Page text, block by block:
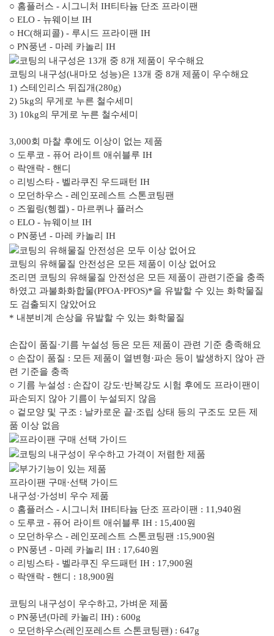
○ 홈플러스 - 시그니처 IH티타늄 단조 프라이팬
○ ELO - 뉴웨이브 IH
○ HC(해피콜) - 루시드 프라이팬 IH
○ PN풍년 - 마레 카놀리 IH
코팅의 내구성(내마모 성능)은 13개 중 8개 제품이 우수해요
1) 스테인리스 뒤집개(280g)
2) 5kg의 무게로 누른 철수세미
3) 10kg의 무게로 누른 철수세미
3,000회 마찰 후에도 이상이 없는 제품
○ 도루코 - 퓨어 라이트 애쉬블루 IH
○ 락앤락 - 핸디
○ 리빙스타 - 벨라쿠진 우드패턴 IH
○ 모던하우스 - 레인포레스트 스톤코팅팬
○ 즈윌링(헹켈) - 마르퀴나 플러스
○ ELO - 뉴웨이브 IH
○ PN풍년 - 마레 카놀리 IH
코팅의 유해물질 안전성은 모든 제품이 이상 없어요
조리면 코팅의 유해물질 안전성은 모든 제품이 관련기준을 충족
하였고 과불화화합물(PFOA·PFOS)*을 유발할 수 있는 화학물질
도 검출되지 않았어요
* 내분비계 손상을 유발할 수 있는 화학물질
손잡이 품질·기름 누설성 등은 모든 제품이 관련 기준 충족해요
○ 손잡이 품질 : 모든 제품이 열변형·파손 등이 발생하지 않아 관
련 기준을 충족
○ 기름 누설성 : 손잡이 강도·반복강도 시험 후에도 프라이팬이
파손되지 않아 기름이 누설되지 않음
○ 겉모양 및 구조 : 날카로운 끝·조립 상태 등의 구조도 모든 제
품 이상 없음
프라이팬 구매·선택 가이드
내구성·가성비 우수 제품
○ 홈플러스 - 시그니처 IH티타늄 단조 프라이팬 : 11,940원
○ 도루코 - 퓨어 라이트 애쉬블루 IH : 15,400원
○ 모던하우스 - 레인포레스트 스톤코팅팬 :15,900원
○ PN풍년 - 마레 카놀리 IH : 17,640원
○ 리빙스타 - 벨라쿠진 우드패턴 IH : 17,900원
○ 락앤락 - 핸디 : 18,900원
코팅의 내구성이 우수하고, 가벼운 제품
○ PN풍년(마레 카놀리 IH) : 600g
○ 모던하우스(레인포레스트 스톤코팅팬) : 647g